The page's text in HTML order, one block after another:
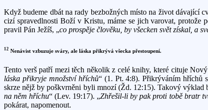
Když budeme dbát na rady bezbožných místo na život dávající
cizí spravedlnosti Boží v Kristu, máme se jich varovat, protože
pravil Pán Ježíš, „co prospěje člověku, by všecken svět získal, a
12 Nenávist vzbuzuje sváry, ale láska přikrývá všecka přestoupení.
Tento verš patří mezi těch několik z celé knihy, které cituje
láska přikryje množství hříchů“ (1. Pt. 4:8). Přikrýváním hříchů
skrze nějž by poškvrněni byli mnozí (Žd. 12:15). Takový výklad
na něm hříchu“ (Lev. 19:17). „Zhřešil-li by pak proti tobě bratr
pokárat, napomenout.